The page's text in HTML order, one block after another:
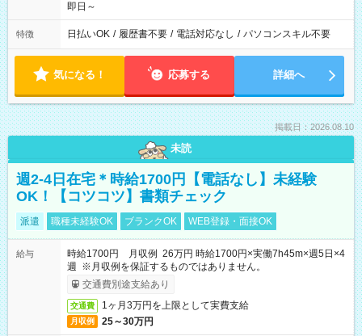
即日～
特徴 日払いOK / 履歴書不要 / 電話対応なし / パソコンスキル不要
気になる！ 応募する 詳細へ
掲載日：2026.08.10
未読
週2-4日在宅＊時給1700円【電話なし】未経験
OK！【コツコツ】書類チェック
派遣 職種未経験OK ブランクOK WEB登録・面接OK
給与
時給1700円 月収例 26万円 時給1700円×実働7h45m×週5日×4
週 ※月収例を保証するものではありません。
交通費別途支給あり
交通費 1ヶ月3万円を上限として実費支給
月収例 25～30万円